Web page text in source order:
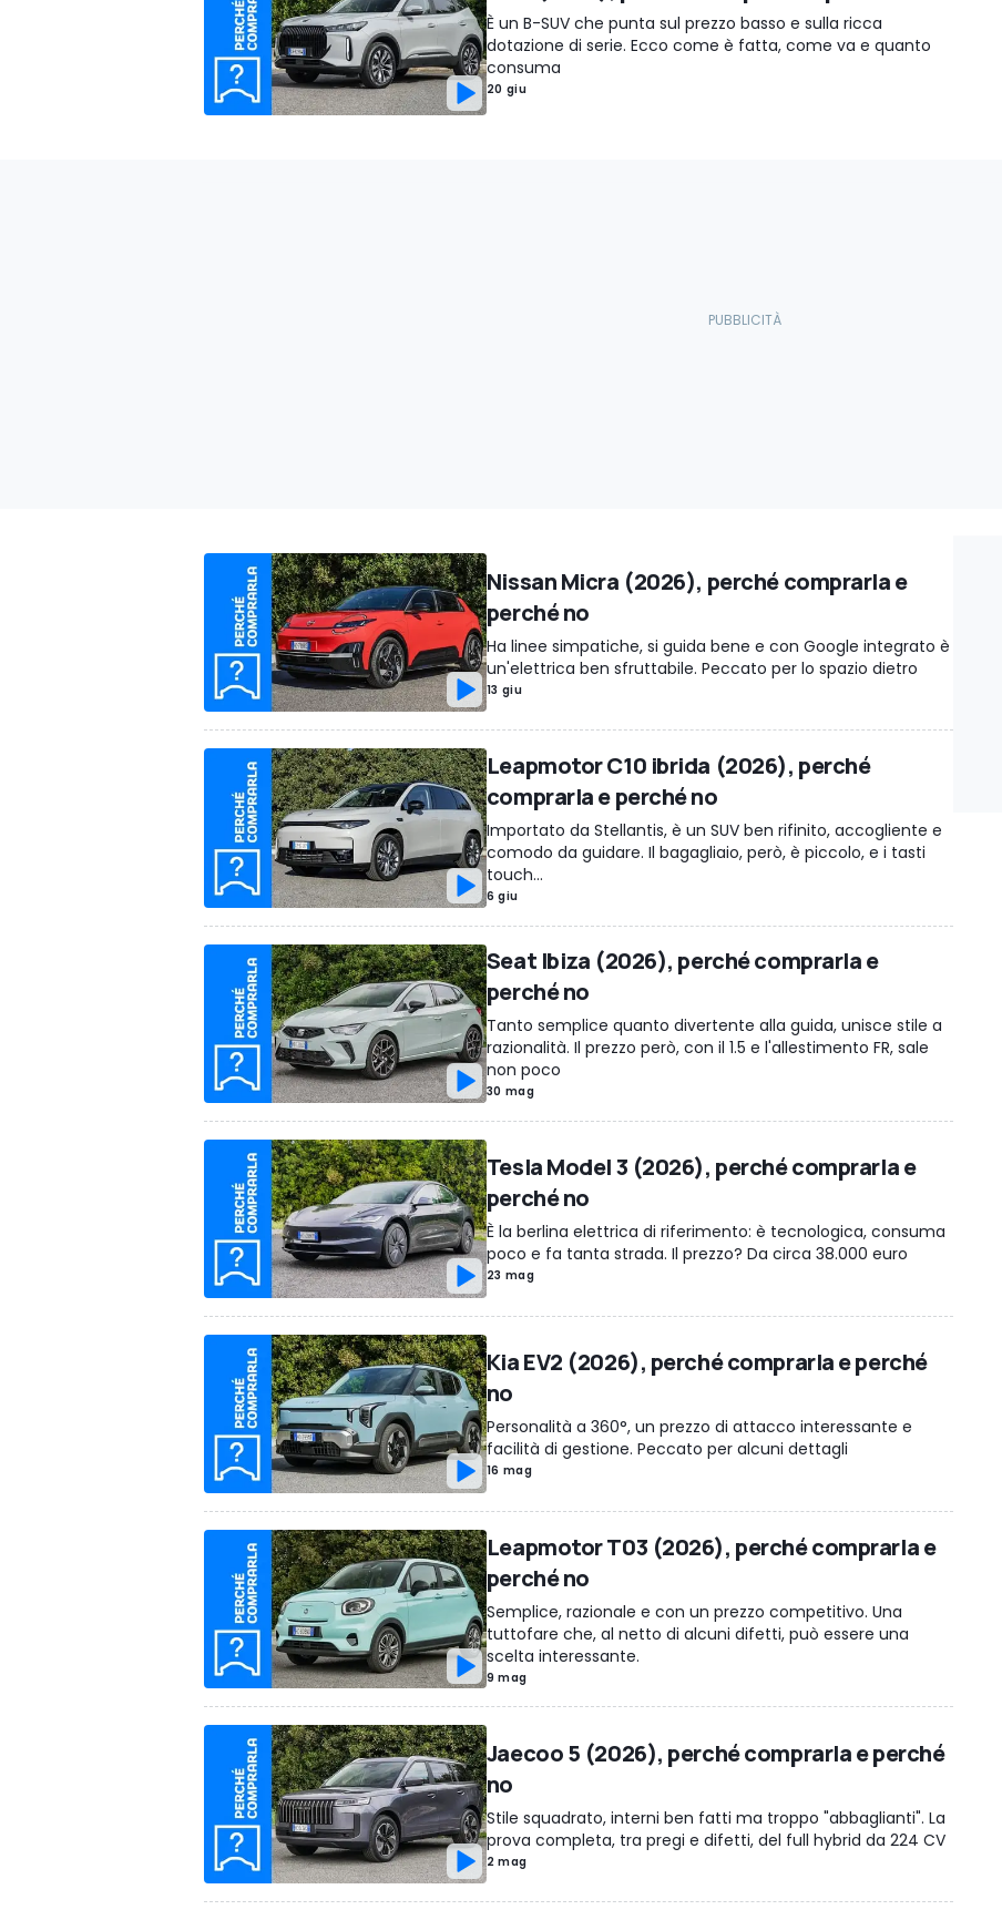
È un B-SUV che punta sul prezzo basso e sulla ricca
dotazione di serie. Ecco come è fatta, come va e quanto
consuma
20 giu
Nissan Micra (2026), perché comprarla e
perché no
Ha linee simpatiche, si guida bene e con Google integrato è
un'elettrica ben sfruttabile. Peccato per lo spazio dietro
13 giu
Leapmotor C10 ibrida (2026), perché
comprarla e perché no
Importato da Stellantis, è un SUV ben rifinito, accogliente e
comodo da guidare. Il bagagliaio, però, è piccolo, e i tasti
touch...
6 giu
Seat Ibiza (2026), perché comprarla e
perché no
Tanto semplice quanto divertente alla guida, unisce stile a
razionalità. Il prezzo però, con il 1.5 e l'allestimento FR, sale
non poco
30 mag
Tesla Model 3 (2026), perché comprarla e
perché no
È la berlina elettrica di riferimento: è tecnologica, consuma
poco e fa tanta strada. Il prezzo? Da circa 38.000 euro
23 mag
Kia EV2 (2026), perché comprarla e perché
no
Personalità a 360°, un prezzo di attacco interessante e
facilità di gestione. Peccato per alcuni dettagli
16 mag
Leapmotor T03 (2026), perché comprarla e
perché no
Semplice, razionale e con un prezzo competitivo. Una
tuttofare che, al netto di alcuni difetti, può essere una
scelta interessante.
9 mag
Jaecoo 5 (2026), perché comprarla e perché
no
Stile squadrato, interni ben fatti ma troppo "abbaglianti". La
prova completa, tra pregi e difetti, del full hybrid da 224 CV
2 mag